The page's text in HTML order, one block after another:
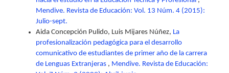
Mendive. Revista de Educación: Vol. 13 Núm. 4 (2015):
Julio-sept.
Aida Concepción Pulido, Luis Mijares Núñez, La
profesionalización pedagógica para el desarrollo
comunicativo de estudiantes de primer año de la carrera
de Lenguas Extranjeras , Mendive. Revista de Educación: